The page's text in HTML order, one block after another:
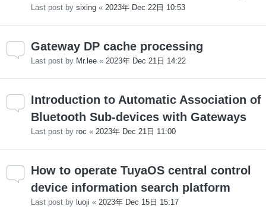
Last post by sixing « 2023年 Dec 22日 10:53
Gateway DP cache processing
Last post by Mr.lee « 2023年 Dec 21日 14:22
Introduction to Automatic Association of
Bluetooth Sub-devices with Gateways
Last post by roc « 2023年 Dec 21日 11:00
How to operate TuyaOS central control
device information search platform
Last post by luoji « 2023年 Dec 15日 15:17